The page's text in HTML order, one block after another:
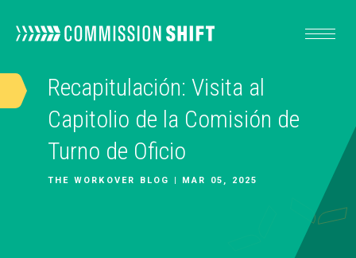
NUESTRO TRABAJO
RECURSOS
Recapitulación: Visita al
Capitolio de la Comisión de
Turno de Oficio
THE WORKOVER BLOG | MAR 05, 2025